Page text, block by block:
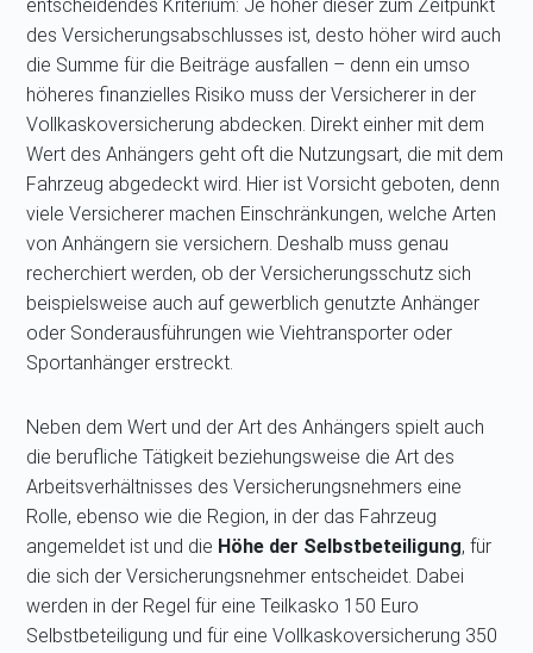
entscheidendes Kriterium: Je höher dieser zum Zeitpunkt
des Versicherungsabschlusses ist, desto höher wird auch
die Summe für die Beiträge ausfallen – denn ein umso
höheres finanzielles Risiko muss der Versicherer in der
Vollkaskoversicherung abdecken. Direkt einher mit dem
Wert des Anhängers geht oft die Nutzungsart, die mit dem
Fahrzeug abgedeckt wird. Hier ist Vorsicht geboten, denn
viele Versicherer machen Einschränkungen, welche Arten
von Anhängern sie versichern. Deshalb muss genau
recherchiert werden, ob der Versicherungsschutz sich
beispielsweise auch auf gewerblich genutzte Anhänger
oder Sonderausführungen wie Viehtransporter oder
Sportanhänger erstreckt.
Neben dem Wert und der Art des Anhängers spielt auch
die berufliche Tätigkeit beziehungsweise die Art des
Arbeitsverhältnisses des Versicherungsnehmers eine
Rolle, ebenso wie die Region, in der das Fahrzeug
angemeldet ist und die Höhe der Selbstbeteiligung, für
die sich der Versicherungsnehmer entscheidet. Dabei
werden in der Regel für eine Teilkasko 150 Euro
Selbstbeteiligung und für eine Vollkaskoversicherung 350